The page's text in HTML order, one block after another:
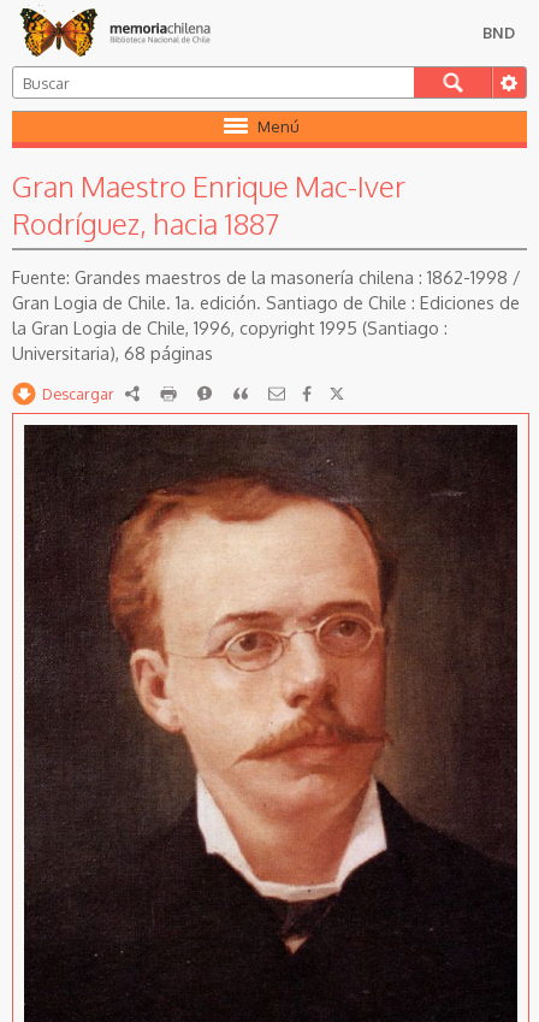
BND
Menú
Gran Maestro Enrique Mac-Iver
Rodríguez, hacia 1887
Grandes maestros de la masonería chilena : 1862-1998 /
Gran Logia de Chile. 1a. edición. Santiago de Chile : Ediciones de
la Gran Logia de Chile, 1996, copyright 1995 (Santiago :
Universitaria), 68 páginas
Descargar RDF imprimirReportarCitar